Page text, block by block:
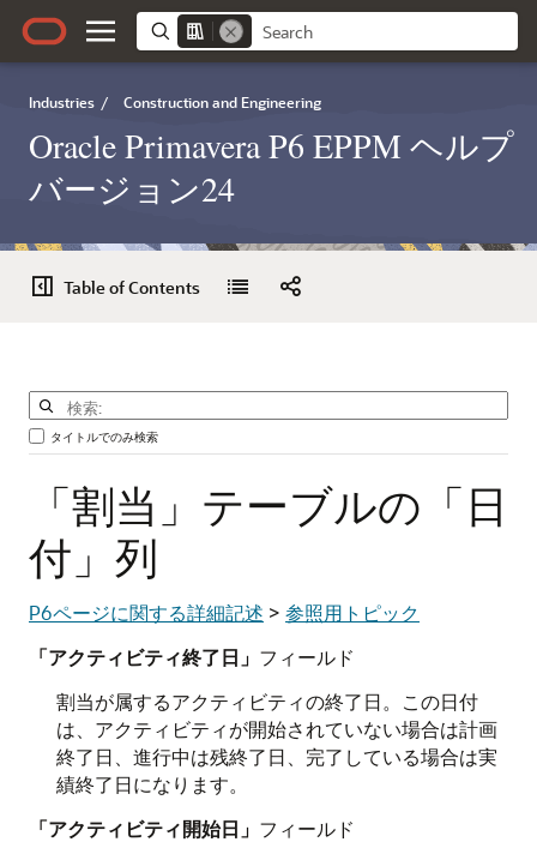
Industries / Construction and Engineering
Oracle Primavera P6 EPPM ヘルプ
バージョン24
Table of Contents
タイトルでのみ検索
「割当」テーブルの「日
付」列
P6ページに関する詳細記述 > 参照用トピック
「アクティビティ終了日」 フィールド
割当が属するアクティビティの終了日。この日付
は、アクティビティが開始されていない場合は計画
終了日、進行中は残終了日、完了している場合は実
績終了日になります。
「アクティビティ開始日」 フィールド